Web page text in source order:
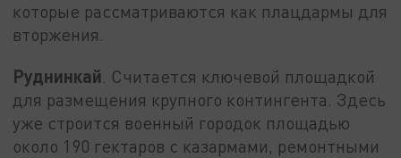
которые рассматриваются как плацдармы для
вторжения.
Руднинкай . Считается ключевой площадкой
для размещения крупного контингента. Здесь
уже строится военный городок площадью
около 190 гектаров с казармами, ремонтными